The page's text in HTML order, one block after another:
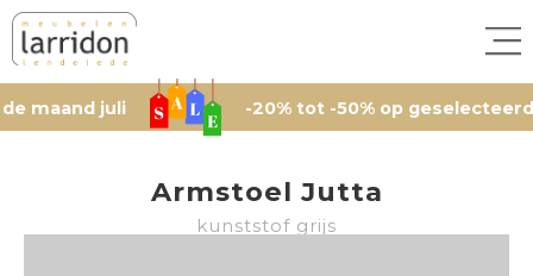
juli -20% tot -50% op geselecteerde
Armstoel Jutta
kunststof grijs